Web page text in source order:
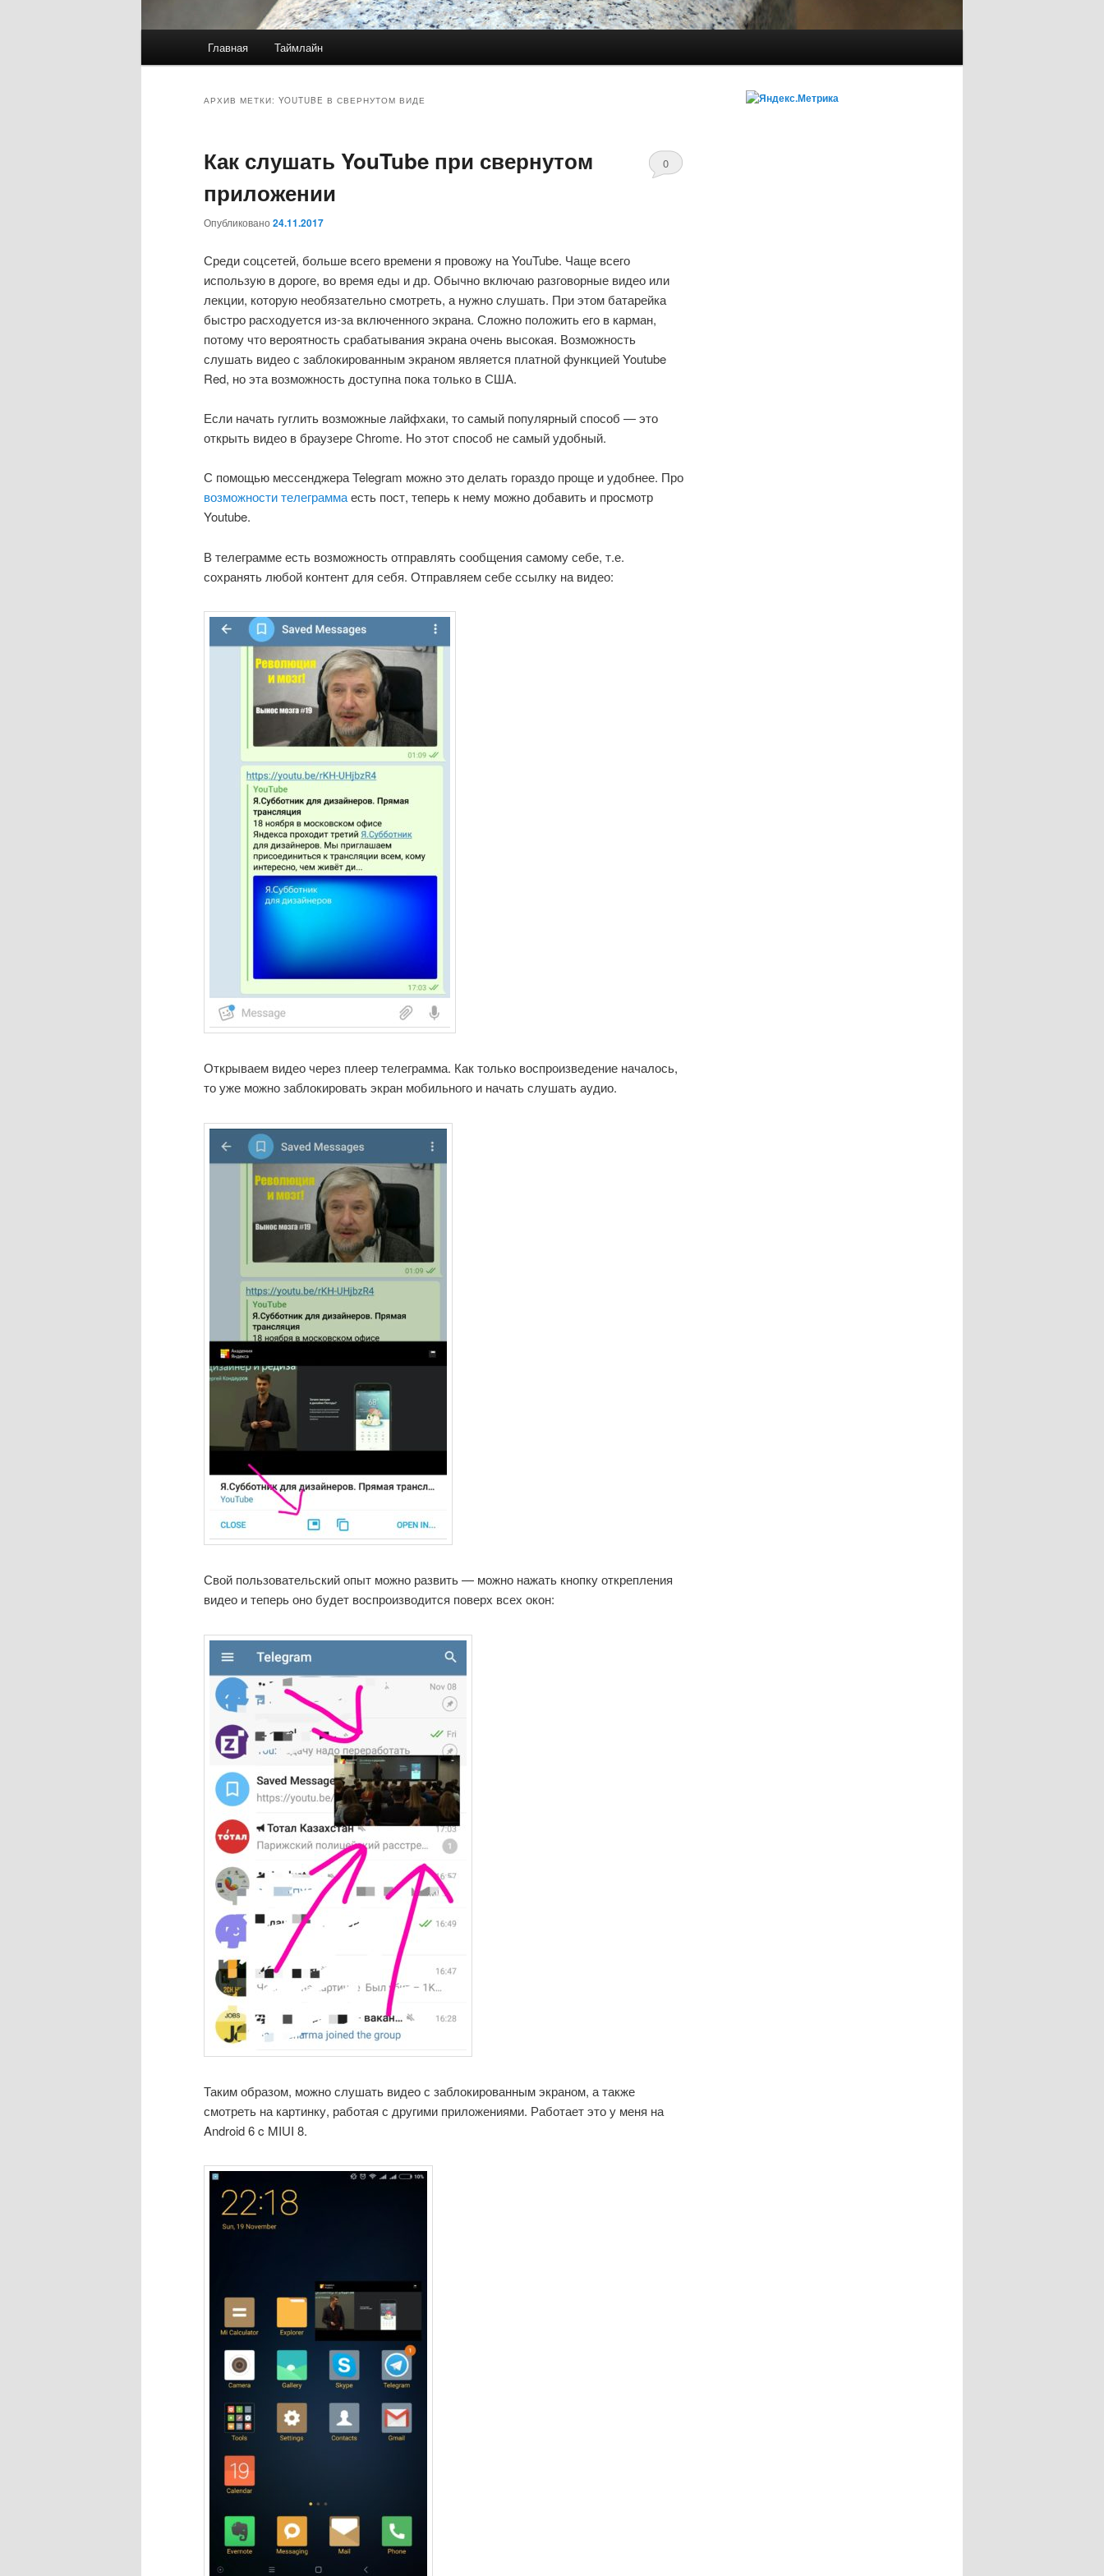
Главная Таймлайн
АРХИВ МЕТКИ: YOUTUBE В СВЕРНУТОМ ВИДЕ
Как слушать YouTube при свернутом
приложении
Опубликовано 24.11.2017
0
Среди соцсетей, больше всего времени я провожу на YouTube. Чаще всего
использую в дороге, во время еды и др. Обычно включаю разговорные видео или
лекции, которую необязательно смотреть, а нужно слушать. При этом батарейка
быстро расходуется из-за включенного экрана. Сложно положить его в карман,
потому что вероятность срабатывания экрана очень высокая. Возможность
слушать видео с заблокированным экраном является платной функцией Youtube
Red, но эта возможность доступна пока только в США.
Если начать гуглить возможные лайфхаки, то самый популярный способ — это
открыть видео в браузере Chrome. Но этот способ не самый удобный.
С помощью мессенджера Telegram можно это делать гораздо проще и удобнее. Про
возможности телеграммаесть пост, теперь к нему можно добавить и просмотр
Youtube.
В телеграмме есть возможность отправлять сообщения самому себе, т.е.
сохранять любой контент для себя. Отправляем себе ссылку на видео:
Открываем видео через плеер телеграмма. Как только воспроизведение началось,
то уже можно заблокировать экран мобильного и начать слушать аудио.
Свой пользовательский опыт можно развить — можно нажать кнопку открепления
видео и теперь оно будет воспроизводится поверх всех окон:
Таким образом, можно слушать видео с заблокированным экраном, а также
смотреть на картинку, работая с другими приложениями. Работает это у меня на
Android 6 c MIUI 8.